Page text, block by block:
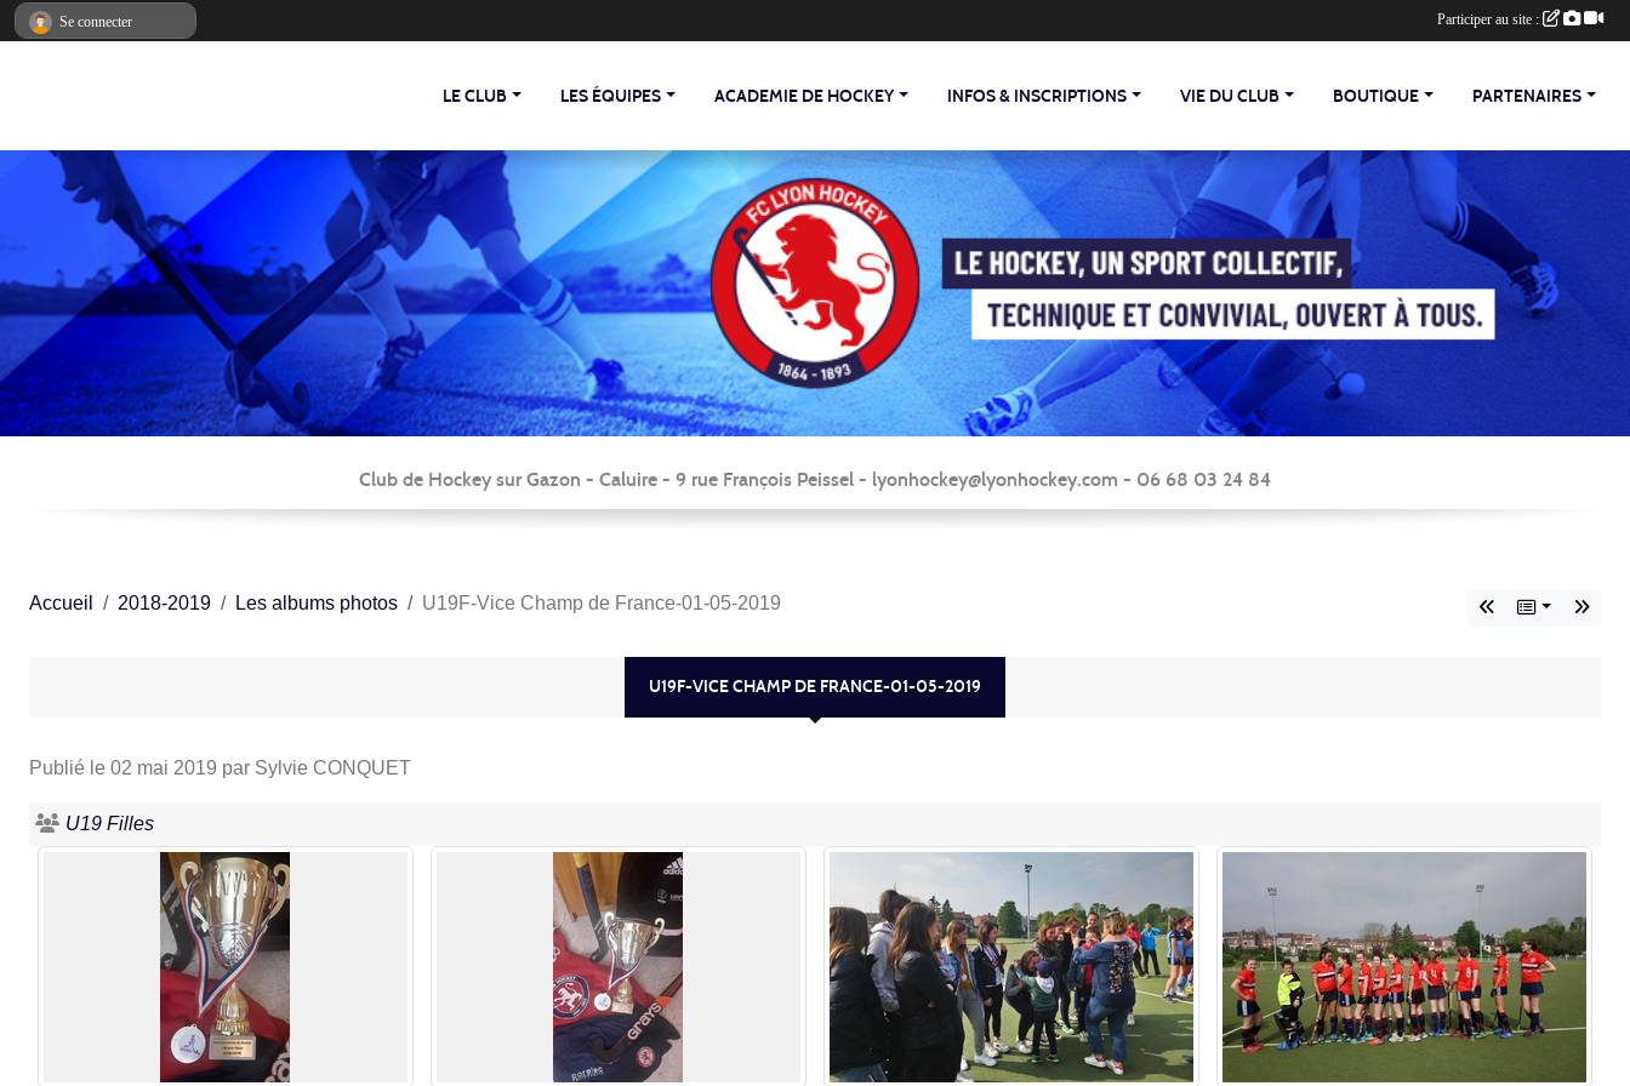
LE CLUB LES ÉQUIPES ACADEMIE DE HOCKEY INFOS & INSCRIPTIONS VIE DU CLUB BOUTIQUE PARTENAIRES
Club de Hockey sur Gazon - Caluire - 9 rue François Peissel - lyonhockey@lyonhockey.com - 06 68 03 24 84
Accueil 2018-2019 Les albums photos U19F-Vice Champ de France-01-05-2019
U19F-VICE CHAMP DE FRANCE-01-05-2019
Publié le 02 mai 2019 par Sylvie CONQUET
U19 Filles
Se connecter Participer au site :
Panneau de gestion des cookies